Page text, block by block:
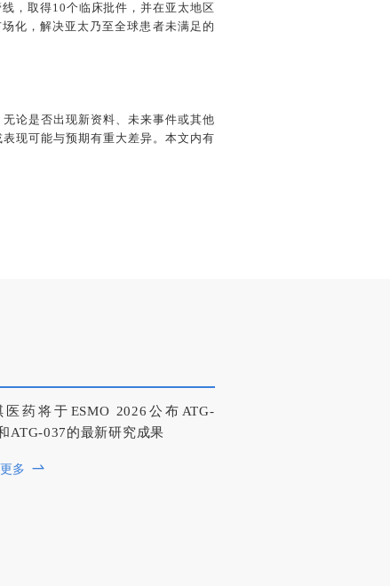
，取得10个临床批件，并在亚太地区
化，解决亚太乃至全球患者未满足的
论是否出现新资料、未来事件或其他
现可能与预期有重大差异。本文内有
医药将于ESMO 2026公布ATG-
ATG-037的最新研究成果
多